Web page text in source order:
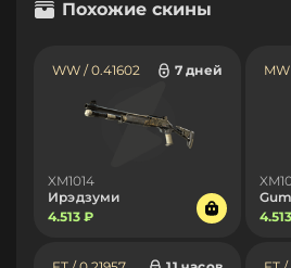
Похожие скины
WW / 0.41602 7 дней
XM1014
Ирэдзуми
4.513 ₽